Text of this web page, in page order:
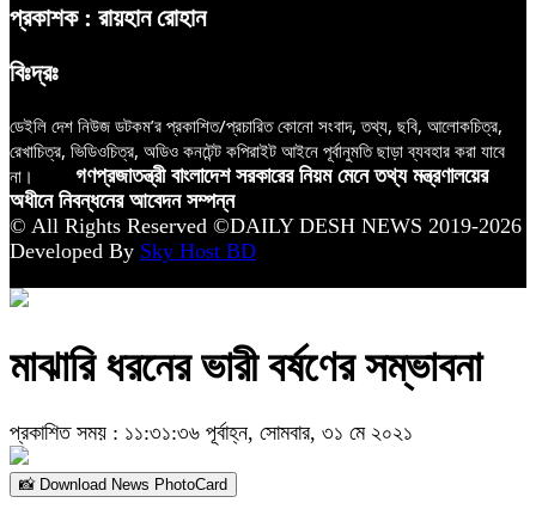
প্রকাশক : রায়হান রোহান
বিঃদ্রঃ
ডেইলি দেশ নিউজ ডটকম’র প্রকাশিত/প্রচারিত কোনো সংবাদ, তথ্য, ছবি, আলোকচিত্র,
রেখাচিত্র, ভিডিওচিত্র, অডিও কনটেন্ট কপিরাইট আইনে পূর্বানুমতি ছাড়া ব্যবহার করা যাবে
না।
গণপ্রজাতন্ত্রী বাংলাদেশ সরকারের নিয়ম মেনে তথ্য মন্ত্রণালয়ের
অধীনে নিবন্ধনের আবেদন সম্পন্ন
© All Rights Reserved ©DAILY DESH NEWS 2019-2026
Developed By Sky Host BD
মাঝারি ধরনের ভারী বর্ষণের সম্ভাবনা
প্রকাশিত সময় : ১১:৩১:৩৬ পূর্বাহ্ন, সোমবার, ৩১ মে ২০২১
📸 Download News PhotoCard